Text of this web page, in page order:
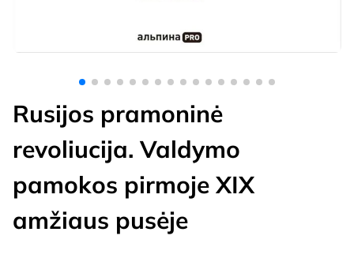
Rusijos pramoninė
revoliucija. Valdymo
pamokos pirmoje XIX
amžiaus pusėje